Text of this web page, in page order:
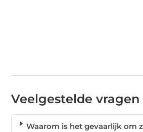
Veelgestelde vragen
Waarom is het gevaarlijk om